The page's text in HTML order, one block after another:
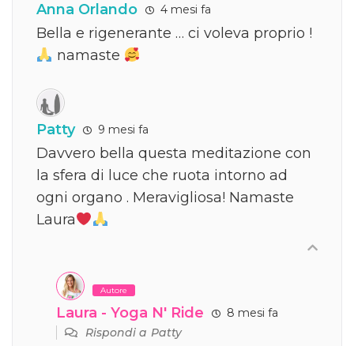
Anna Orlando 4 mesi fa
Bella e rigenerante … ci voleva proprio !
namaste
Patty 9 mesi fa
Davvero bella questa meditazione con
la sfera di luce che ruota intorno ad
ogni organo . Meravigliosa! Namaste
Laura
Autore
Laura - Yoga N' Ride
8 mesi fa
Rispondi aPatty